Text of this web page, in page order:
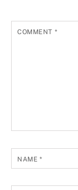
COMMENT *
NAME *